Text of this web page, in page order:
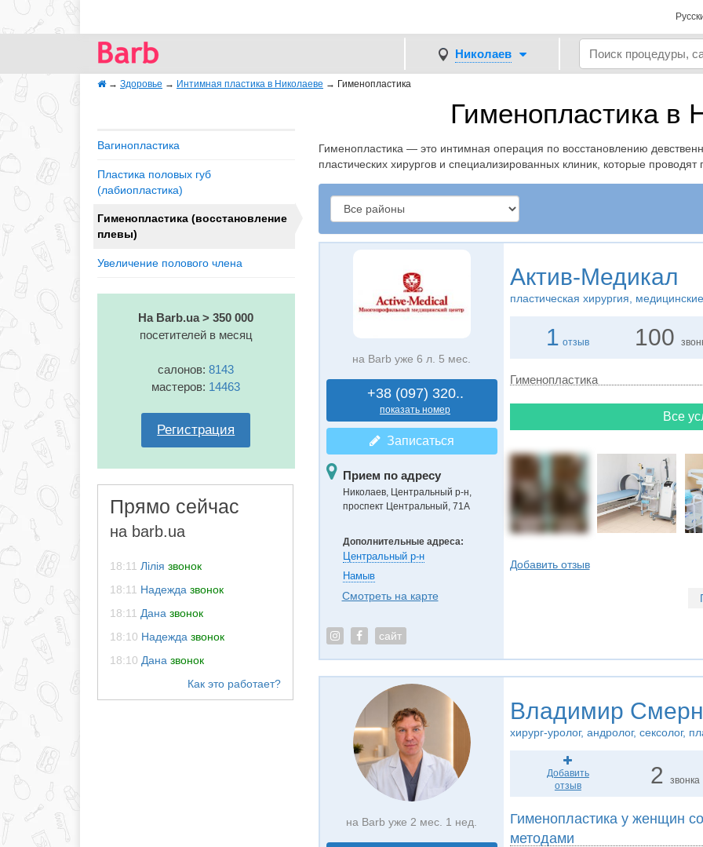
Николаев
→ Здоровье → Интимная пластика в Николаеве → Гименопластика
Гименопластика в
Гименопластика — это интимная операция по восстановлению
пластических хирургов и специализированных клиник, которые
Вагинопластика
Пластика половых губ
(лабиопластика)
Гименопластика (восстановление
плевы)
Увеличение полового члена
На Barb.ua > 350 000
посетителей в месяц
салонов:8143
мастеров: 14463
Регистрация
Прямо сейчас
на barb.ua
18:11 Лілія звонок
18:11 Надежда звонок
18:11 Дана звонок
18:10 Надежда звонок
18:10 Дана звонок
на Barb уже 6 л. 5 мес.
+38 (097) 320..
показать номер
Записаться
Прием по адресу
Николаев, Центральный р-н,
проспект Центральный, 71А
Дополнительные адреса:
Центральный р-н
Намыв
Смотреть на карте
сайт
Актив-Медикал
пластическая хирургия,
1 отзыв 100
Гименопластика
Все
Добавить отзыв
на Barb уже 2 мес. 1 нед.
Владимир
хирург-уролог, андролог, сексолог,
Добавить
отзыв
2звонка
Гименопластика у женщин
методами